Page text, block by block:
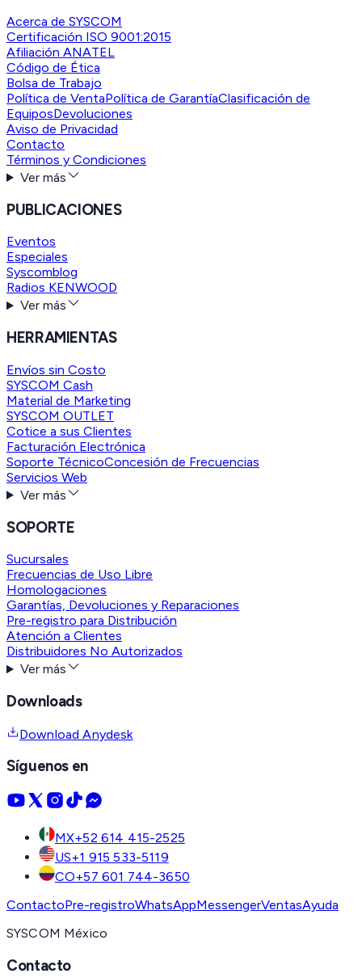
Acerca de SYSCOM
Certificación ISO 9001:2015
Afiliación ANATEL
Código de Ética
Bolsa de Trabajo
Política de VentaPolítica de GarantíaClasificación de
EquiposDevoluciones
Aviso de Privacidad
Contacto
Términos y Condiciones
Ver más
PUBLICACIONES
Eventos
Especiales
Syscomblog
Radios KENWOOD
Ver más
HERRAMIENTAS
Envíos sin Costo
SYSCOM Cash
Material de Marketing
SYSCOM OUTLET
Cotice a sus Clientes
Facturación Electrónica
Soporte TécnicoConcesión de Frecuencias
Servicios Web
Ver más
SOPORTE
Sucursales
Frecuencias de Uso Libre
Homologaciones
Garantías, Devoluciones y Reparaciones
Pre-registro para Distribución
Atención a Clientes
Distribuidores No Autorizados
Ver más
Downloads
Download Anydesk
Síguenos en
MX+52 614 415-2525
US+1 915 533-5119
CO+57 601 744-3650
ContactoPre-registroWhatsAppMessengerVentasAyuda
SYSCOM México
Contacto